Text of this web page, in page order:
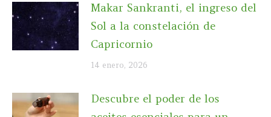
Makar Sankranti, el ingreso del
Sol a la constelación de
Capricornio
14 enero, 2026
Descubre el poder de los